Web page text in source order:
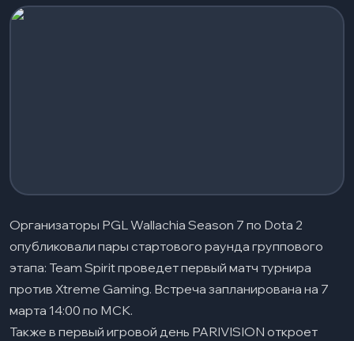
Организаторы PGL Wallachia Season 7 по Dota 2
опубликовали пары стартового раунда группового
этапа: Team Spirit проведет первый матч турнира
против Xtreme Gaming. Встреча запланирована на 7
марта 14:00 по МСК.
Также в первый игровой день PARIVISION откроет